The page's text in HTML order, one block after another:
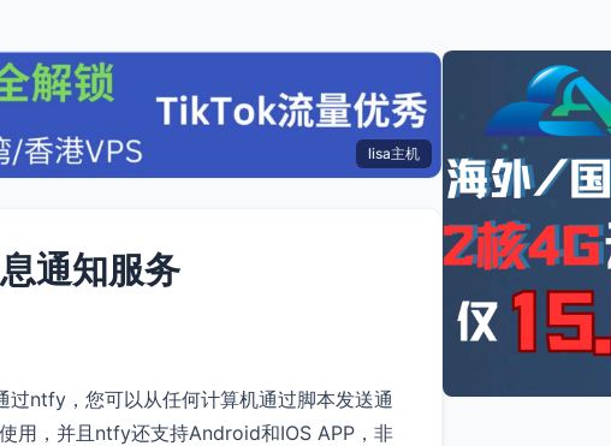
lisa主机
通知服务
ntfy，您可以从任何计算机通过脚本发送通
用，并且ntfy还支持Android和IOS APP，非